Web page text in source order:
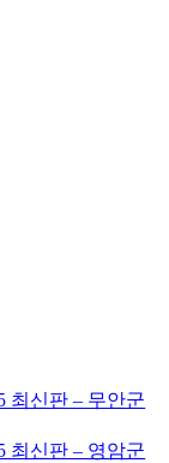
최신판 – 무안군
최신판 – 영암군